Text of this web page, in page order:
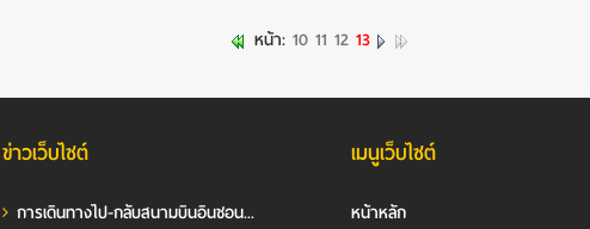
หน้า: 10 11 12 13
ข่าวเว็บไซต์
การเดินทางไป-กลับสนามบินอินชอน...
เมนูเว็บไซต์
หน้าหลัก